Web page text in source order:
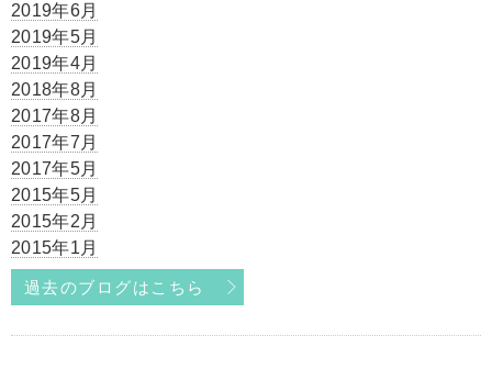
2019年6月
2019年5月
2019年4月
2018年8月
2017年8月
2017年7月
2017年5月
2015年5月
2015年2月
2015年1月
過去のブログはこちら